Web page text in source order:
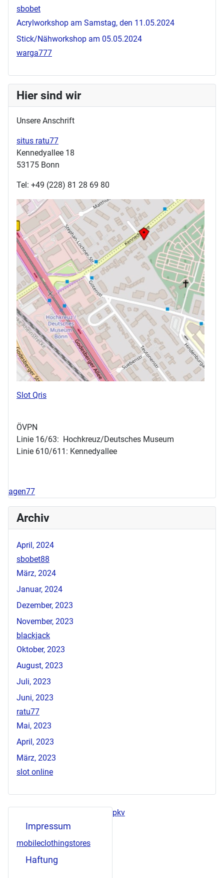
sbobet
Acrylworkshop am Samstag, den 11.05.2024
Stick/Nähworkshop am 05.05.2024
warga777
Hier sind wir
Unsere Anschrift
situs ratu77
Kennedyallee 18
53175 Bonn
Tel: +49 (228) 81 28 69 80
Slot Qris
ÖVPN
Linie 16/63: Hochkreuz/Deutsches Museum
Linie 610/611: Kennedyallee
agen77
Archiv
April, 2024
sbobet88
März, 2024
Januar, 2024
Dezember, 2023
November, 2023
blackjack
Oktober, 2023
August, 2023
Juli, 2023
Juni, 2023
ratu77
Mai, 2023
April, 2023
März, 2023
slot online
Impressum
mobileclothingstores
Haftung
pkv